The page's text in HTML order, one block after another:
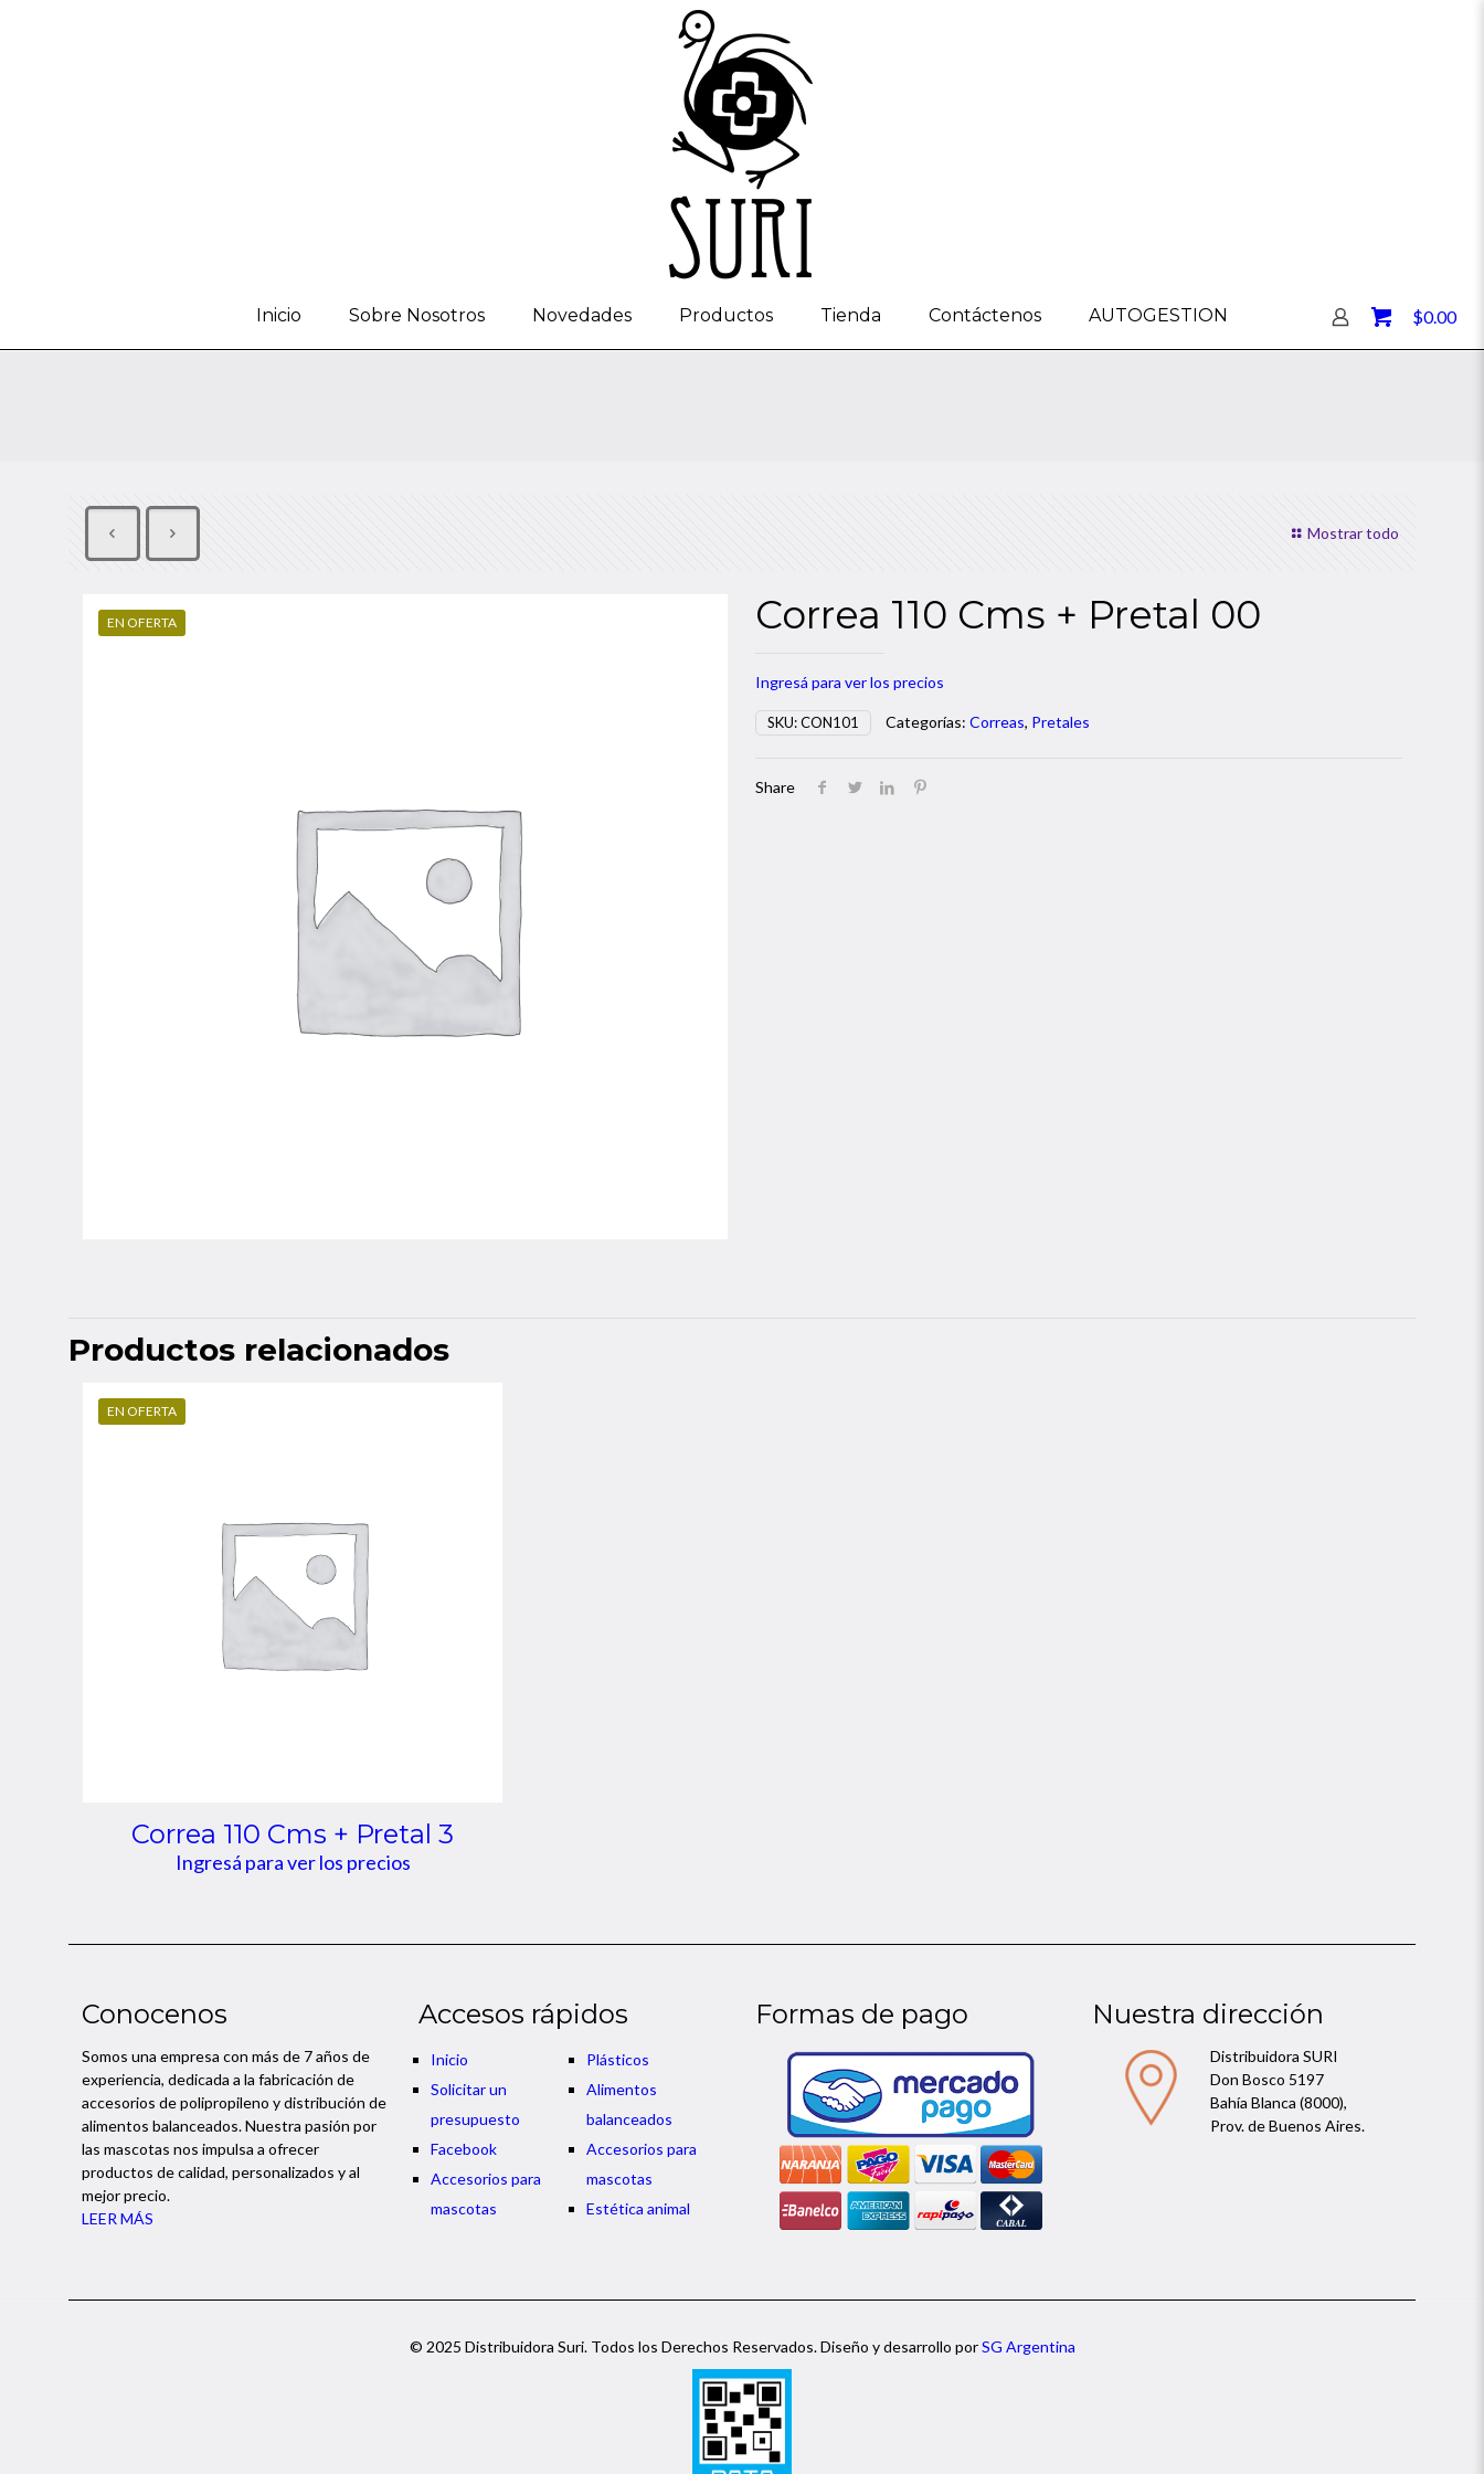
Inicio Sobre Nosotros Novedades Productos Tienda Contáctenos AUTOGESTION $0.00
Mostrar todo
EN OFERTA Correa 110 Cms + Pretal 00
Ingresá para ver los precios
SKU:CON101 Categorías: Correas, Pretales
Share
Productos relacionados
EN OFERTA
Correa 110 Cms + Pretal 3
Ingresá para ver los precios
Conocenos
Somos una empresa con más de 7 años de
experiencia, dedicada a la fabricación de
accesorios de polipropileno y distribución de
alimentos balanceados. Nuestra pasión por
las mascotas nos impulsa a ofrecer
productos de calidad, personalizados y al
mejor precio.
LEER MÁS
Accesos rápidos
Inicio
Solicitar un
presupuesto
Facebook
Accesorios para
mascotas
Plásticos
Alimentos
balanceados
Accesorios para
mascotas
Estética animal
Formas de pago Nuestra dirección
Distribuidora SURI
Don Bosco 5197
Bahía Blanca (8000),
Prov. de Buenos Aires.
© 2025 Distribuidora Suri. Todos los Derechos Reservados. Diseño y desarrollo porSG Argentina